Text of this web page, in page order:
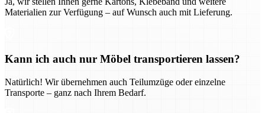
Materialien zur Verfügung – auf Wunsch auch mit Lieferung.
Kann ich auch nur Möbel transportieren lassen?
Natürlich! Wir übernehmen auch Teilumzüge oder einzelne
Transporte – ganz nach Ihrem Bedarf.